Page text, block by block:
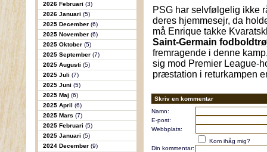
2026 Februari (3)
2026 Januari (5)
2025 December (6)
2025 November (6)
2025 Oktober (5)
2025 September (7)
2025 Augusti (5)
2025 Juli (7)
2025 Juni (5)
2025 Maj (6)
2025 April (6)
2025 Mars (7)
2025 Februari (5)
2025 Januari (5)
2024 December (9)
PSG har selvfølgelig ikke
deres hjemmesejr, da
må Enrique takke
Saint-Germain
fremragende i denne
sig mod Premier League-
præstation i returkampen
Skriv en kommentar
Namn:
E-post:
Webbplats:
Kom ihåg mig?
Din kommentar: